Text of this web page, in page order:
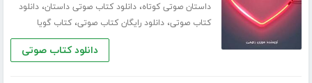
داستان صوتی کوتاه،دانلود کتاب صوتی داستان،دانلود
کتاب صوتی،دانلود رایگان کتاب صوتی،کتاب گویا
دانلود کتاب صوتی